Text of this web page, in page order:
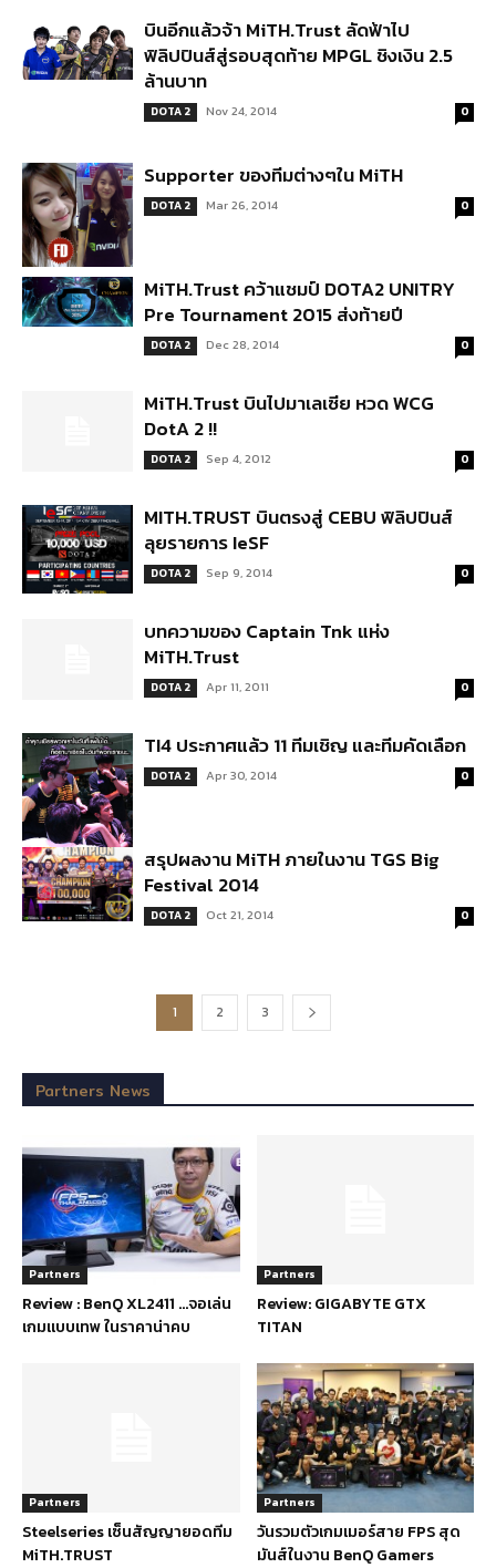
บินอีกแล้วจ้า MiTH.Trust ลัดฟ้าไป
ฟิลิปปินส์สู่รอบสุดท้าย MPGL ชิงเงิน 2.5
ล้านบาท
DOTA 2 Nov 24, 2014 0
Supporter ของทีมต่างๆใน MiTH
DOTA 2 Mar 26, 2014 0
MiTH.Trust คว้าแชมป์ DOTA2 UNITRY
Pre Tournament 2015 ส่งท้ายปี
DOTA 2 Dec 28, 2014 0
MiTH.Trust บินไปมาเลเซีย หวด WCG
DotA 2 !!
DOTA 2 Sep 4, 2012 0
MITH.TRUST บินตรงสู่ CEBU ฟิลิปปินส์
ลุยรายการ IeSF
DOTA 2 Sep 9, 2014 0
บทความของ Captain Tnk แห่ง
MiTH.Trust
DOTA 2 Apr 11, 2011 0
TI4 ประกาศแล้ว 11 ทีมเชิญ และทีมคัดเลือก
DOTA 2 Apr 30, 2014 0
สรุปผลงาน MiTH ภายในงาน TGS Big
Festival 2014
DOTA 2 Oct 21, 2014 0
1 2 3
Partners News
Partners
Review : BenQ XL2411 …จอเล่น
เกมแบบเทพ ในราคาน่าคบ
Partners
Review: GIGABYTE GTX
TITAN
Partners
Steelseries เซ็นสัญญายอดทีม
MiTH.TRUST
Partners
วันรวมตัวเกมเมอร์สาย FPS สุด
มันส์ในงาน BenQ Gamers